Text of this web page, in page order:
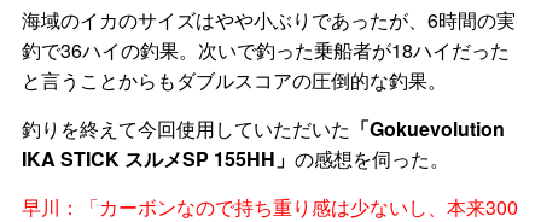
海域のイカのサイズはやや小ぶりであったが、6時間の実
釣で36ハイの釣果。次いで釣った乗船者が18ハイだった
と言うことからもダブルスコアの圧倒的な釣果。
釣りを終えて今回使用していただいた 「Gokuevolution
IKA STICK スルメSP 155HH」 の感想を伺った。
早川：「カーボンなので持ち重り感は少ないし、本来300